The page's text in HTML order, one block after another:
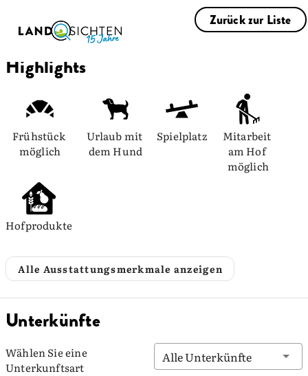
Zurück zur Liste
Highlights
Frühstück
möglich
Urlaub mit
dem Hund
Spielplatz
Mitarbeit
am Hof
möglich
Hofprodukte
Alle Ausstattungsmerkmale anzeigen
Unterkünfte
Wählen Sie eine
Unterkunftsart
Alle Unterkünfte